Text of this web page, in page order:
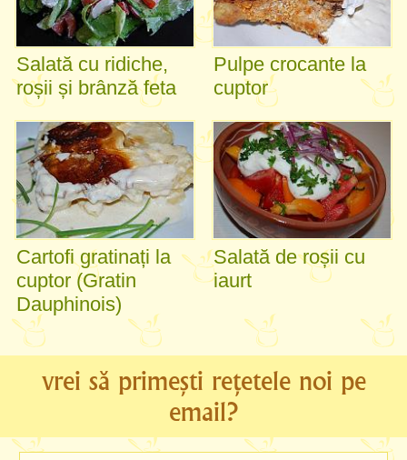
Salată cu ridiche,
roșii și brânză feta
Pulpe crocante la
cuptor
Cartofi gratinați la
cuptor (Gratin
Dauphinois)
Salată de roșii cu
iaurt
vrei să primești rețetele noi pe
email?